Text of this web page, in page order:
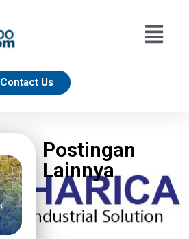
Contact Us
Postingan
Lainnya